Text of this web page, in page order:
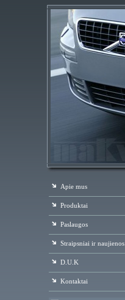
Apie mus
Produktai
Paslaugos
Straipsniai ir naujienos
D.U.K
Kontaktai